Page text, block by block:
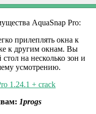
AquaSnap Pro:
прилеплять окна к
к другим окнам. Вы
на несколько зон и
усмотрению.
1.24.1 + crack
1progs